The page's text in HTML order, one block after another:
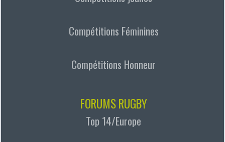
Compétitions Féminines
Compétitions Honneur
FORUMS RUGBY
Top 14/Europe